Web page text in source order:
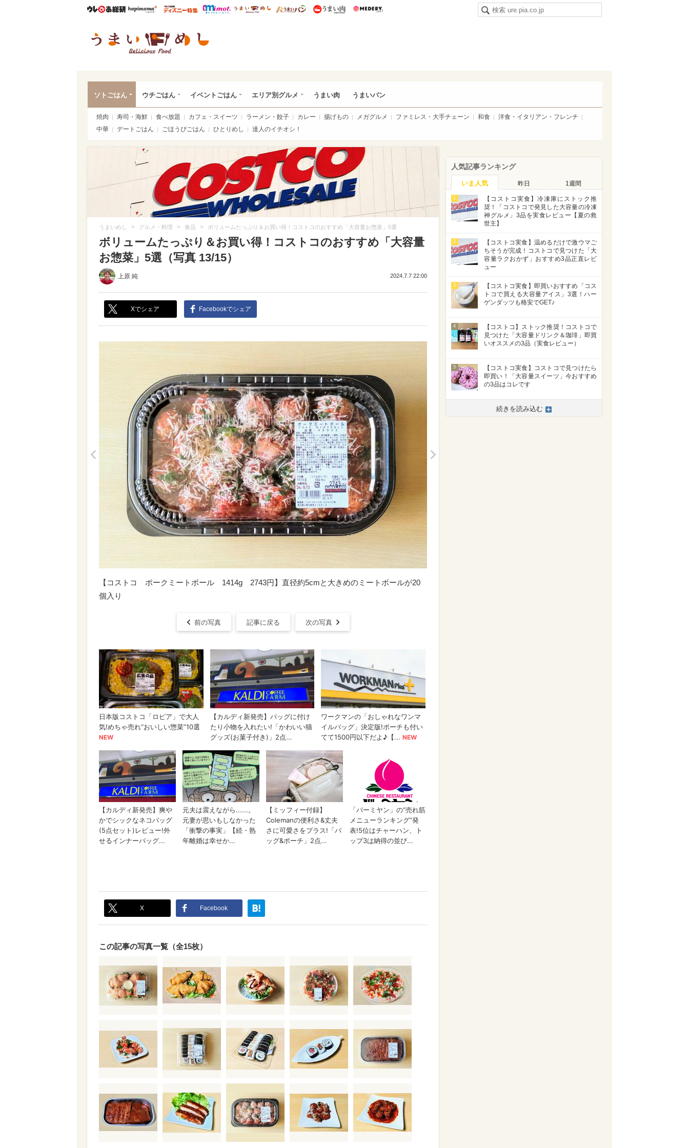
ウレぴあ総研ハピママ* ウレぴあ総研 ディズニー特集
mimot. うまいめし うまいパン うまい肉
ソトごはん ウチごはん イベントごはん エリア別グルメ うまい肉 うまいパン
焼肉 寿司・海鮮 食べ放題 カフェ・スイーツ ラーメン・餃子 カレー 揚げもの メガグルメ ファミレス・大手チェーン 和食
洋食・イタリアン・フレンチ
中華
デートごはん ごほうびごはん ひとりめし 達人のイチオシ！
うまいめし > グルメ・料理 > 食品 > ボリュームたっぷり＆お買い得！コストコのおすすめ「大容量お惣菜」5選
ボリュームたっぷり＆お買い得！コストコのおすすめ「大容量
お惣菜」5選（写真 13/15）
上原 純 2024.7.7 22:00
Xでシェア Facebookでシェア
【コストコ ポークミートボール 1414g 2743円】直径約5cmと大きめのミートボールが20
個入り
前の写真 記事に戻る 次の写真
X Facebook
この記事の写真一覧（全15枚）
人気記事ランキング
いま人気 昨日 1週間
1
【コストコ実食】冷凍庫にストック推
奨！「コストコで発見した大容量の冷凍
神グルメ」3品を実食レビュー【夏の救
世主】
2
【コストコ実食】温めるだけで激ウマご
ちそうが完成！コストコで見つけた「大
容量ラクおかず」おすすめ3品正直レビ
ュー
3
【コストコ実食】即買いおすすめ「コス
トコで買える大容量アイス」3選！ハー
ゲンダッツも格安でGET♪
4
【コストコ】ストック推奨！コストコで
見つけた「大容量ドリンク＆珈琲」即買
いオススメの3品（実食レビュー）
5
【コストコ実食】コストコで見つけたら
即買い！「大容量スイーツ」今おすすめ
の3品はコレです
続きを読み込む